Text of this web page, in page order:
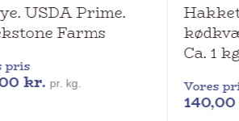
USDA Prime.
Farms
pris
kr. pr. kg.
Ca. 1
Vores
140,00